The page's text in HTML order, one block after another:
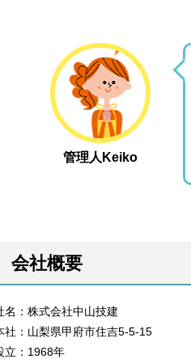
管理人Keiko
会社概要
名：株式会社中山技建
社：山梨県甲府市住吉5-5-15
立：1968年